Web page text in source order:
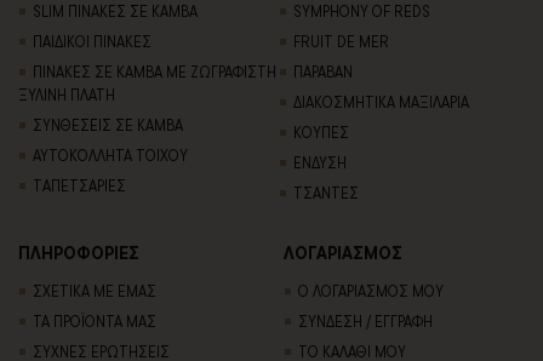
SLIM ΠΙΝΑΚΕΣ ΣΕ ΚΑΜΒΑ
ΠΑΙΔΙΚΟΙ ΠΙΝΑΚΕΣ
ΠΙΝΑΚΕΣ ΣΕ ΚΑΜΒΑ ΜΕ ΖΩΓΡΑΦΙΣΤΗ
ΞΥΛΙΝΗ ΠΛΑΤΗ
ΣΥΝΘΕΣΕΙΣ ΣΕ ΚΑΜΒΑ
ΑΥΤΟΚΟΛΛΗΤΑ ΤΟΙΧΟΥ
TΑΠΕΤΣΑΡΙΕΣ
SYMPHONY OF REDS
FRUIT DE MER
ΠΑΡΑΒΑΝ
ΔΙΑΚΟΣΜΗΤΙΚΑ ΜΑΞΙΛΑΡΙΑ
ΚΟΥΠΕΣ
ΕΝΔΥΣΗ
ΤΣΑΝΤΕΣ
ΠΛΗΡΟΦΟΡΙΕΣ
ΣΧΕΤΙΚΑ ΜΕ ΕΜΑΣ
ΤΑ ΠΡΟΪΟΝΤΑ ΜΑΣ
ΣΥΧΝΕΣ ΕΡΩΤΗΣΕΙΣ
ΛΟΓΑΡΙΑΣΜΟΣ
Ο ΛΟΓΑΡΙΑΣΜΟΣ ΜΟΥ
ΣΥΝΔΕΣΗ / ΕΓΓΡΑΦΗ
ΤΟ ΚΑΛΑΘΙ ΜΟΥ